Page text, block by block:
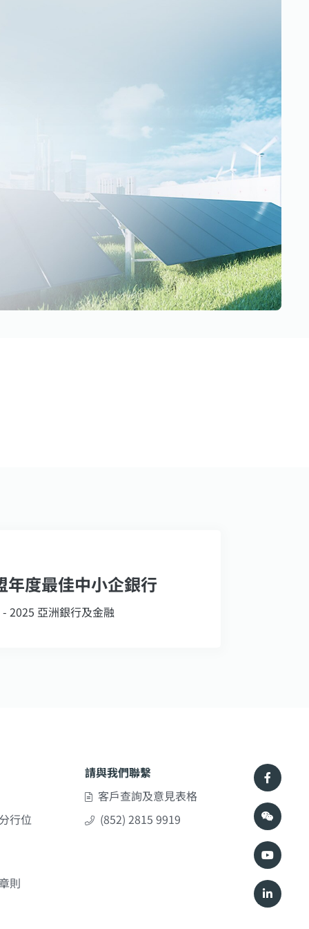
年度最佳中小企銀行
2025 亞洲銀行及金融
行位
則
請與我們聯繫
客戶查詢及意見表格
(852) 2815 9919